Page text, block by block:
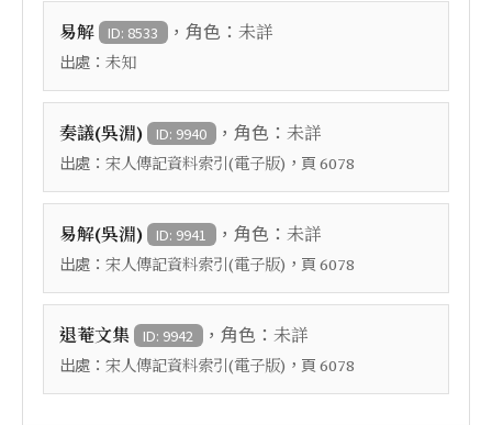
易解 ID: 8533 ，角色： 未詳
出處： 未知
奏議(吳淵) ID: 9940 ，角色： 未詳
出處： 宋人傳記資料索引(電子版) ，頁 6078
易解(吳淵) ID: 9941 ，角色： 未詳
出處： 宋人傳記資料索引(電子版) ，頁 6078
退菴文集 ID: 9942 ，角色： 未詳
出處： 宋人傳記資料索引(電子版) ，頁 6078